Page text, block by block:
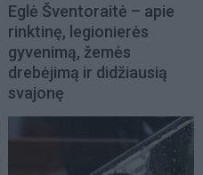
Eglė Šventoraitė – apie
rinktinę, legionierės
gyvenimą, žemės
drebėjimą ir didžiausią
svajonę